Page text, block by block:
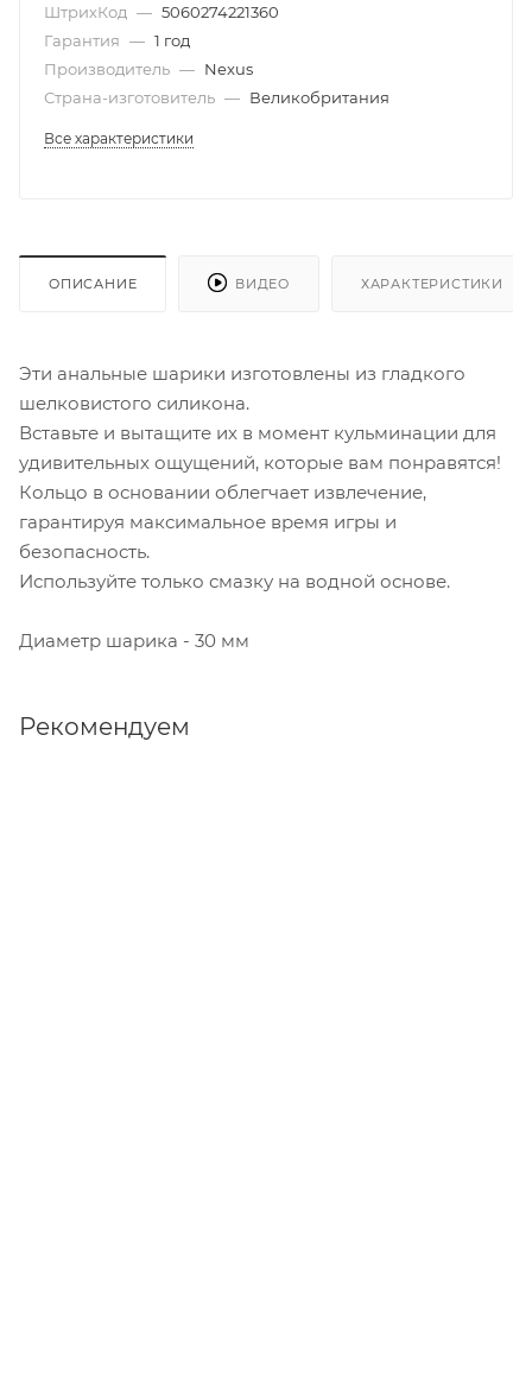
ШтрихКод — 5060274221360
Гарантия — 1 год
Производитель — Nexus
Страна-изготовитель — Великобритания
Все характеристики
ОПИСАНИЕ ВИДЕО ХАРАКТЕРИСТИКИ
Эти анальные шарики изготовлены из гладкого
шелковистого силикона.
Вставьте и вытащите их в момент кульминации для
удивительных ощущений, которые вам понравятся!
Кольцо в основании облегчает извлечение,
гарантируя максимальное время игры и
безопасность.
Используйте только смазку на водной основе.
Диаметр шарика - 30 мм
Рекомендуем